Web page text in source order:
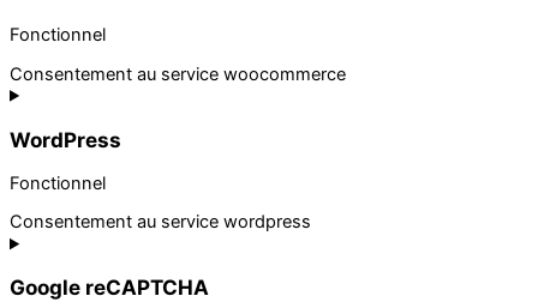
Fonctionnel
Consentement au service woocommerce
WordPress
Fonctionnel
Consentement au service wordpress
Google reCAPTCHA